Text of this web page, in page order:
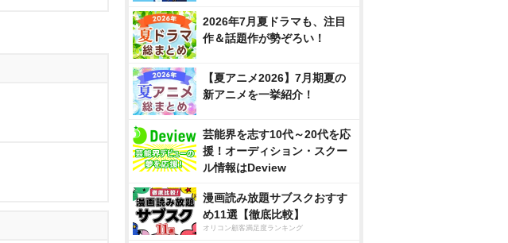
2026年7月夏ドラマも、注目
作＆話題作が勢ぞろい！
【夏アニメ2026】7月期夏の
新アニメを一挙紹介！
芸能界を志す10代～20代を応
援！オーディション・スクー
ル情報はDeview
漫画読み放題サブスクおすす
め11選【徹底比較】
オリコン顧客満足度ランキング